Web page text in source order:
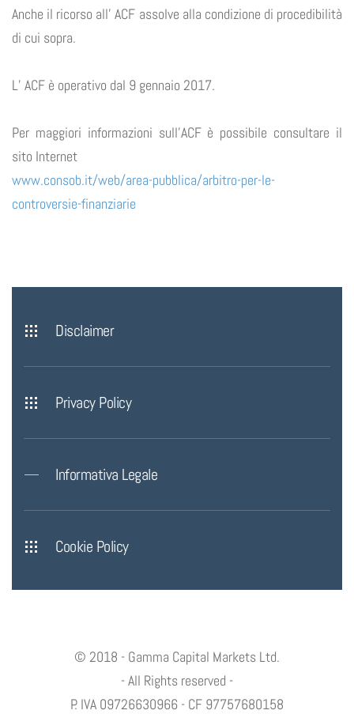
Anche il ricorso all’ ACF assolve alla condizione di procedibilità
di cui sopra.
L’ ACF è operativo dal 9 gennaio 2017.
Per maggiori informazioni sull’ACF è possibile consultare il
sito Internet
www.consob.it/web/area-pubblica/arbitro-per-le-
controversie-finanziarie
Disclaimer
Privacy Policy
Informativa Legale
Cookie Policy
© 2018 - Gamma Capital Markets Ltd.
- All Rights reserved -
P. IVA 09726630966 - CF 97757680158